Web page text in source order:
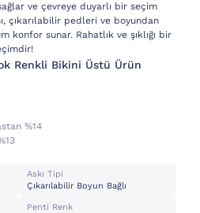
ve çevreye duyarlı bir seçim
çıkarılabilir pedleri ve boyundan
konfor sunar. Rahatlık ve şıklığı bir
Renkli Bikini Üstü Ürün
%14
Askı Tipi
Çıkarılabilir Boyun Bağlı
Penti Renk